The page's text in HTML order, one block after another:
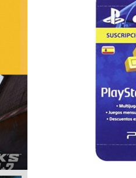
PlayStation
por